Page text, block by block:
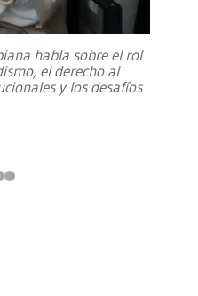
habla sobre el rol
el derecho al
y los desafíos